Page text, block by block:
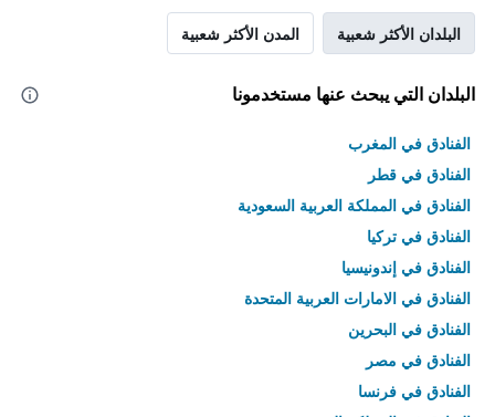
البلدان الأكثر شعبية المدن الأكثر شعبية
البلدان التي يبحث عنها مستخدمونا
الفنادق في المغرب
الفنادق في قطر
الفنادق في المملكة العربية السعودية
الفنادق في تركيا
الفنادق في إندونيسيا
الفنادق في الامارات العربية المتحدة
الفنادق في البحرين
الفنادق في مصر
الفنادق في فرنسا